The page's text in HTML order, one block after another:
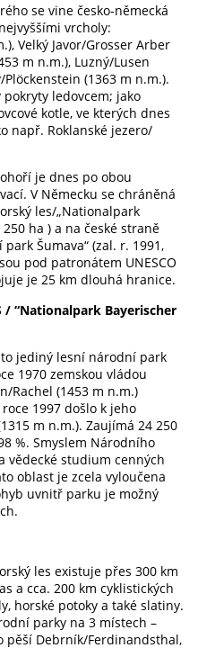
se vine česko-německá
vrcholy:
Velký Javor/Grosser Arber
m n.m.), Luzný/Lusen
(1363 m n.m.).
ledovcem; jako
kotle, ve kterých dnes
např. Roklanské jezero/
je dnes po obou
V Německu se chráněná
les/„Nationalpark
ha ) a na české straně
Šumava“ (zal. r. 1991,
pod patronátem UNESCO
je 25 km dlouhá hranice.
/ “Nationalpark Bayerischer
jediný lesní národní park
1970 zemskou vládou
Rachel (1453 m n.m.)
1997 došlo k jeho
m n.m.). Zaujímá 24 250
%. Smyslem Národního
vědecké studium cenných
oblast je zcela vyloučena
uvnitř parku je možný
les existuje přes 300 km
a cca. 200 km cyklistických
horské potoky a také slatiny.
parky na 3 místech –
Debrník/Ferdinandsthal,